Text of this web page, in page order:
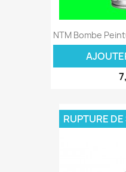
NTM Bombe
RUPTURE